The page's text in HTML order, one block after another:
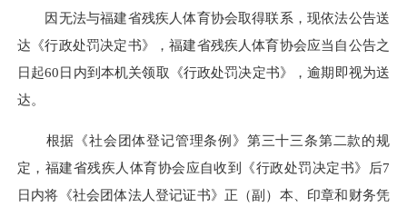
因无法与福建省残疾人体育协会取得联系，现依法公告送
达《行政处罚决定书》，福建省残疾人体育协会应当自公告之
日起60日内到本机关领取《行政处罚决定书》，逾期即视为送
达。
根据《社会团体登记管理条例》第三十三条第二款的规
定，福建省残疾人体育协会应自收到《行政处罚决定书》后7
日内将《社会团体法人登记证书》正（副）本、印章和财务凭